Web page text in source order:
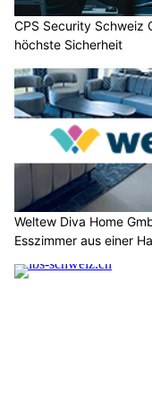
CPS Security Schweiz
höchste Sicherheit
Weltew Diva Home
Esszimmer aus einer